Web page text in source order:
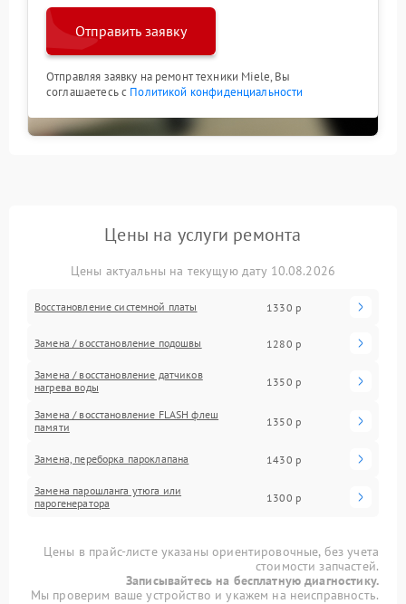
Отправить заявку
Отправляя заявку на ремонт техники Miele, Вы
соглашаетесь с Политикой конфиденциальности
Цены на услуги ремонта
Цены актуальны на текущую дату 10.08.2026
Восстановление системной платы 1330 р
Замена / восстановление подошвы 1280 р
Замена / восстановление датчиков
нагрева воды
1350 р
Замена / восстановление FLASH флеш
памяти
1350 р
Замена, переборка пароклапана 1430 р
Замена парошланга утюга или
парогенератора
1300 р
Цены в прайс-листе указаны ориентировочные, без учета
стоимости запчастей.
Записывайтесь на бесплатную диагностику.
Мы проверим ваше устройство и укажем на неисправность.